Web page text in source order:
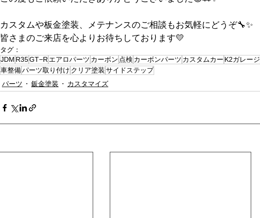
カスタムや板金塗装、メテナンスのご相談もお気軽にどうぞ🔧✨
皆さまのご来店を心よりお待ちしております💛
タグ：
JDM R35GT−Rエアロパーツ カーボン 点検 カーボンパーツ カスタムカー K2ガレージ
車整備パーツ取り付け クリア塗装サイドステップ
パーツ
鈑金塗装 カスタマイズ